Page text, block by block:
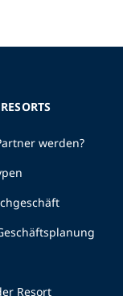
werden?
Resort